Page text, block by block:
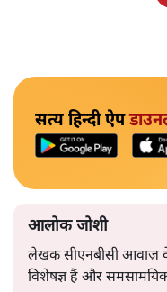
सत्य हिन्दी ऐप
आलोक जोशी
लेखक सीएनबीसी आवाज़
विशेषज्ञ हैं और